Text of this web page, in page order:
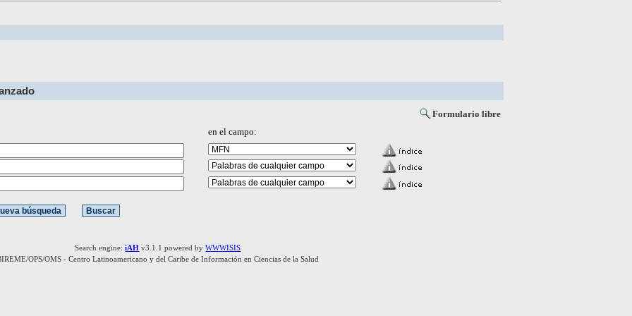
Formulario libre
en el campo:
Search engine:iAH v3.1.1 powered byWWWISIS
OPS/OMS - Centro Latinoamericano y del Caribe de Información en Ciencias de la Salud